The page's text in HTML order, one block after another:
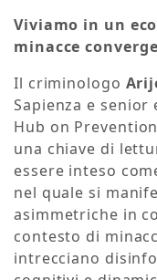
Viviamo in un
minacce
Il criminologo
Sapienza e senior
Hub on
una chiave di
essere inteso
nel quale si
asimmetriche in
contesto di
intrecciano